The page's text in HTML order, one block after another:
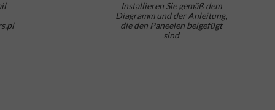
Installieren Sie gemäß dem
Diagramm und der Anleitung,
die den Paneelen beigefügt
sind